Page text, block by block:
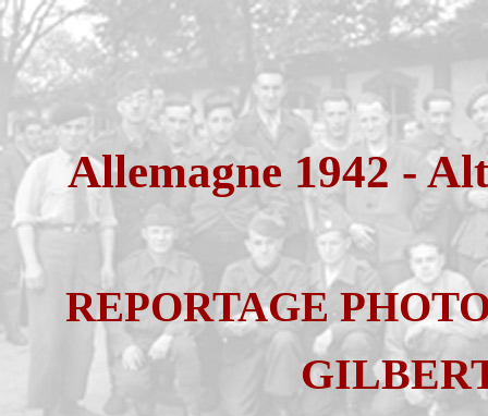
Allemagne 1942 -
REPORTAGE